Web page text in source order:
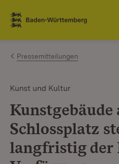
Zum Inhalt springen
Link zur Startseite
Pressemitteilungen
Kunst und Kultur
Kunstgebäude
Schlossplatz
langfristig der